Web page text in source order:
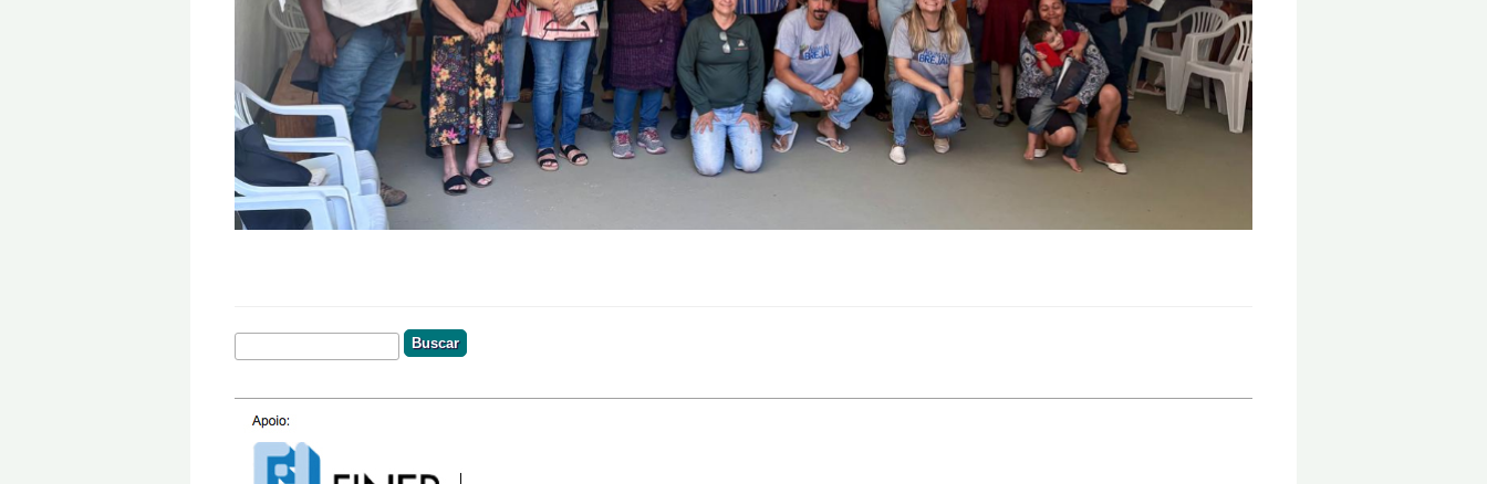
Formulário De Busca
Buscar